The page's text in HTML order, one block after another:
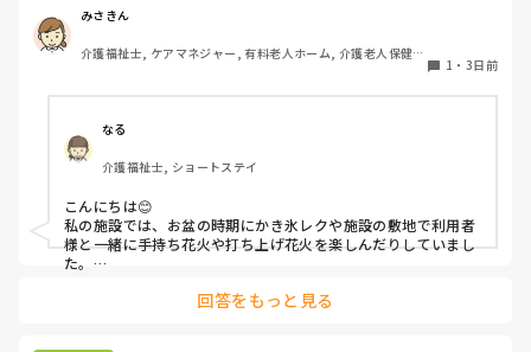
族が面会に来る…などでした。お盆まであと少しです。何か
していることがあればぜひシェアよろしくお願いします。
みさきん
介護福祉士, ケアマネジャー, 有料老人ホーム, 介護老人保健施
1 ・ 3日前
なる
介護福祉士, ショートステイ
こんにちは😊
私の施設では、お盆の時期にかき氷レクや施設の敷地で利用者
様と一緒に手持ち花火や打ち上げ花火を楽しんだりしていまし
た。
利用者様にとっても良い経験にもなりますね！
回答をもっと見る